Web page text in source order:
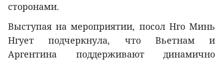
сторонами.
Выступая на мероприятии, посол Нго Минь
Нгует подчеркнула, что Вьетнам и
Аргентина поддерживают динамично